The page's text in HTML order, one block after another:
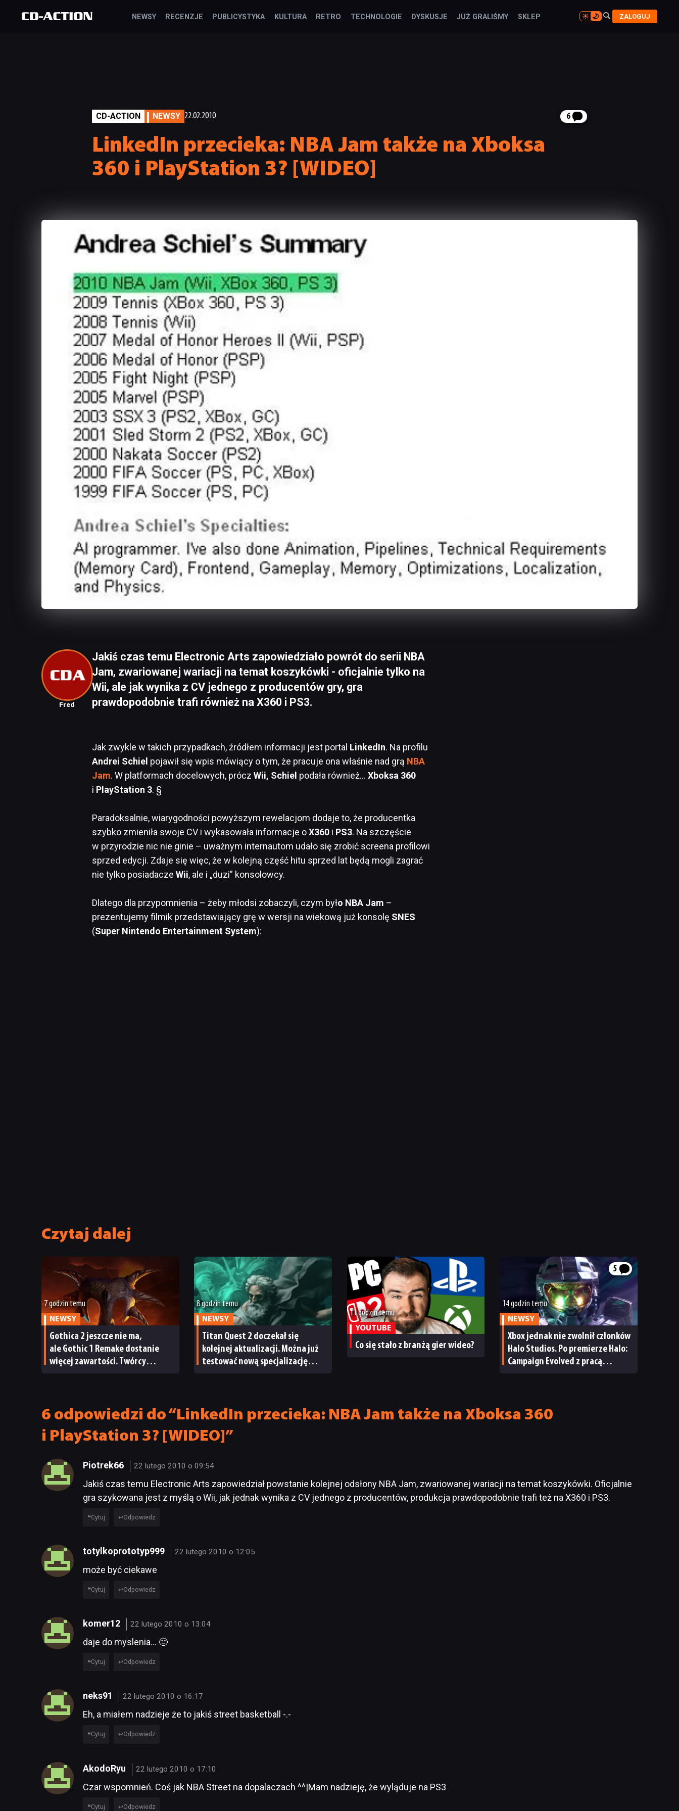
NEWSY RECENZJE PUBLICYSTYKA KULTURA RETRO TECHNOLOGIE DYSKUSJE JUŻ GRALIŚMY SKLEP 
 ZALOGUJ
CD-ACTION NEWSY 22.02.2010 6
LinkedIn przecieka: NBA Jam także na Xboksa
360 i PlayStation 3? [WIDEO]
Fred
Jakiś czas temu Electronic Arts zapowiedziało powrót do serii NBA
Jam, zwariowanej wariacji na temat koszykówki - oficjalnie tylko na
Wii, ale jak wynika z CV jednego z producentów gry, gra
prawdopodobnie trafi również na X360 i PS3.
Jak zwykle w takich przypadkach, źródłem informacji jest portal LinkedIn. Na profilu
Andrei Schiel pojawił się wpis mówiący o tym, że pracuje ona właśnie nad grą NBA
Jam. W platformach docelowych, prócz Wii, Schiel podała również… Xboksa 360
i PlayStation 3. §
Paradoksalnie, wiarygodności powyższym rewelacjom dodaje to, że producentka
szybko zmieniła swoje CV i wykasowała informacje oX360 i PS3. Na szczęście
w przyrodzie nic nie ginie – uważnym internautom udało się zrobić screena profilowi
sprzed edycji. Zdaje się więc, że w kolejną część hitu sprzed lat będą mogli zagrać
nie tylko posiadacze Wii, ale i „duzi” konsolowcy.
Dlatego dla przypomnienia – żeby młodsi zobaczyli, czym było NBA Jam –
prezentujemy filmik przedstawiający grę w wersji na wiekową już konsolę SNES
(Super Nintendo Entertainment System):
Czytaj dalej
7 godzin temu
NEWSY
Gothica 2 jeszcze nie ma,
ale Gothic 1 Remake dostanie
więcej zawartości. Twórcy
8 godzin temu
NEWSY
Titan Quest 2 doczekał się
kolejnej aktualizacji. Można już
testować nową specjalizację
11 godzin temu
YOUTUBE
Co się stało z branżą gier wideo?
5
14 godzin temu
NEWSY
Xbox jednak nie zwolnił członków
Halo Studios. Po premierze Halo:
Campaign Evolved z pracą
6 odpowiedzi do “LinkedIn przecieka: NBA Jam także na Xboksa 360
i PlayStation 3? [WIDEO]”
Piotrek66 22 lutego 2010 o 09:54
Jakiś czas temu Electronic Arts zapowiedział powstanie kolejnej odsłony NBA Jam, zwariowanej wariacji na temat koszykówki. Oficjalnie
gra szykowana jest z myślą o Wii, jak jednak wynika z CV jednego z producentów, produkcja prawdopodobnie trafi też na X360 i PS3.
Cytuj Odpowiedz
totylkoprototyp999 22 lutego 2010 o 12:05
może być ciekawe
Cytuj Odpowiedz
komer12 22 lutego 2010 o 13:04
daje do myslenia… 🙂
Cytuj Odpowiedz
neks91 22 lutego 2010 o 16:17
Eh, a miałem nadzieje że to jakiś street basketball -.-
Cytuj Odpowiedz
AkodoRyu 22 lutego 2010 o 17:10
Czar wspomnień. Coś jak NBA Street na dopalaczach ^^|Mam nadzieję, że wyląduje na PS3
Cytuj Odpowiedz